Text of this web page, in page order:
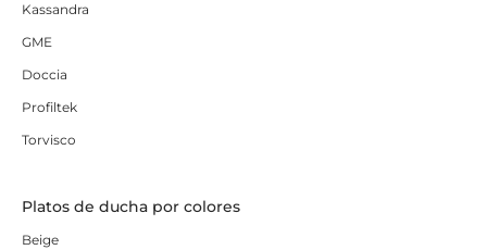
Kassandra
GME
Doccia
Profiltek
Torvisco
Platos de ducha por colores
Beige